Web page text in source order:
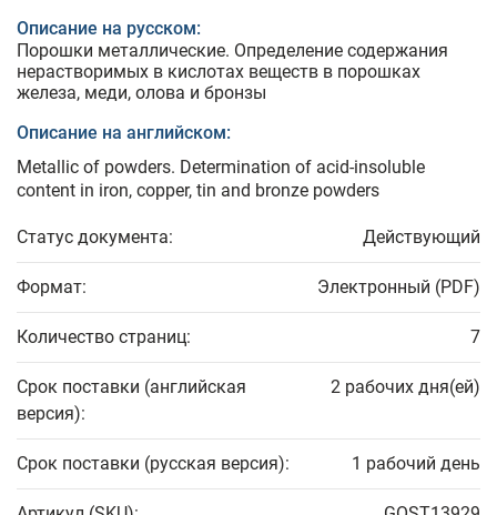
Описание на русском:
Порошки металлические. Определение содержания
нерастворимых в кислотах веществ в порошках
железа, меди, олова и бронзы
Описание на английском:
Metallic of powders. Determination of acid-insoluble
content in iron, copper, tin and bronze powders
Статус документа: Действующий
Формат: Электронный (PDF)
Количество страниц: 7
Срок поставки (английская
версия):
2 рабочих дня(ей)
Срок поставки (русская версия): 1 рабочий день